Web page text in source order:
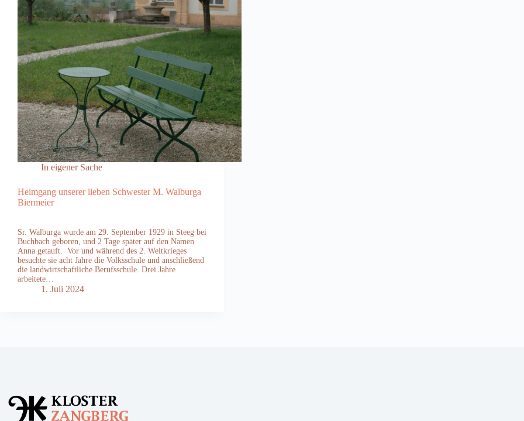
In eigener Sache
Heimgang unserer lieben Schwester M. Walburga
Biermeier
Sr. Walburga wurde am 29. September 1929 in Steeg bei
Buchbach geboren, und 2 Tage später auf den Namen
Anna getauft. Vor und während des 2. Weltkrieges
besuchte sie acht Jahre die Volksschule und anschließend
die landwirtschaftliche Berufsschule. Drei Jahre
arbeitete…
1. Juli 2024